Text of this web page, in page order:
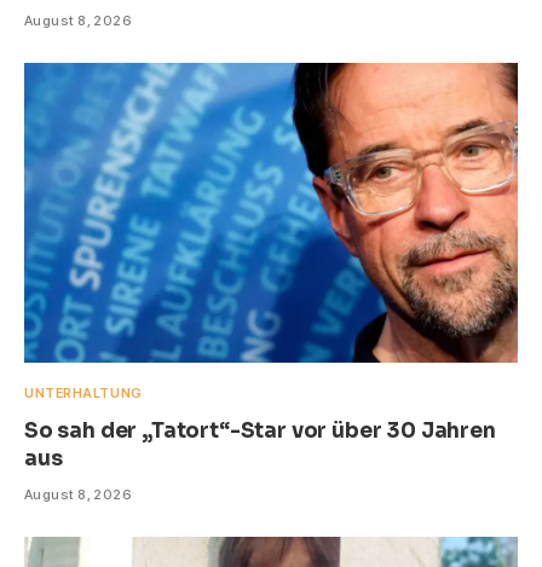
August 8, 2026
UNTERHALTUNG
So sah der „Tatort“-Star vor über 30 Jahren
aus
August 8, 2026